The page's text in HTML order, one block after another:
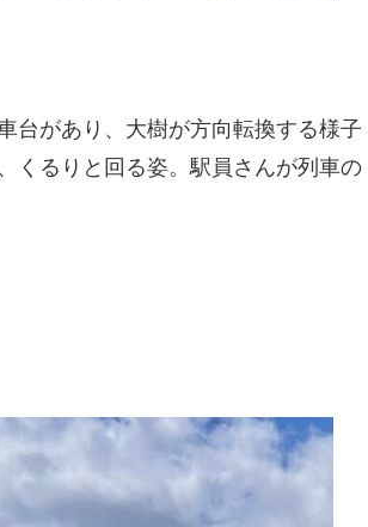
台があり、大樹が方向転換する様子
くるりと回る姿。駅員さんが列車の